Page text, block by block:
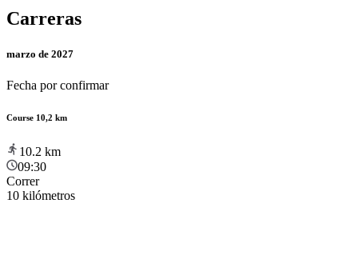
Carreras
marzo de 2027
Fecha por confirmar
Course 10,2 km
10.2 km
09:30
Correr
10 kilómetros